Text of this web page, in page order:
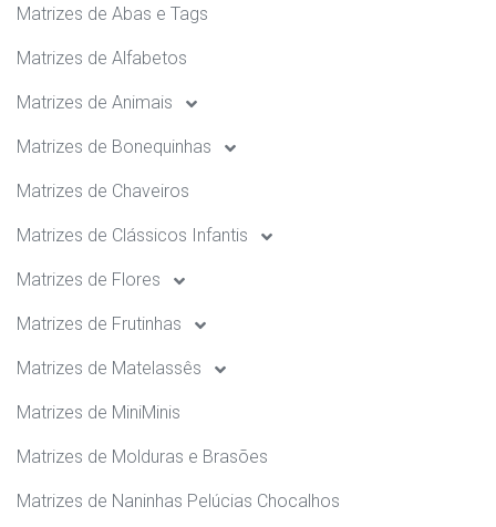
Matrizes de Abas e Tags
Matrizes de Alfabetos
Matrizes de Animais
Matrizes de Bonequinhas
Matrizes de Chaveiros
Matrizes de Clássicos Infantis
Matrizes de Flores
Matrizes de Frutinhas
Matrizes de Matelassês
Matrizes de MiniMinis
Matrizes de Molduras e Brasões
Matrizes de Naninhas Pelúcias Chocalhos